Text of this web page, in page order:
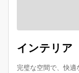
インテリア
完璧な空間で、快